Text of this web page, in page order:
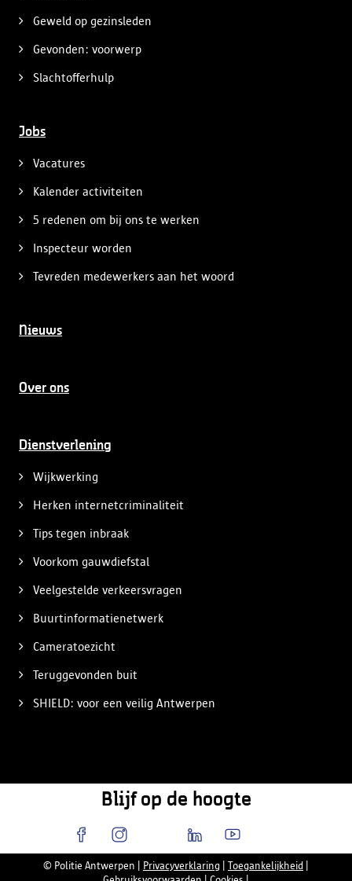
Geweld op gezinsleden
Gevonden: voorwerp
Slachtofferhulp
Jobs
Vacatures
Kalender activiteiten
5 redenen om bij ons te werken
Inspecteur worden
Tevreden medewerkers aan het woord
Nieuws
Over ons
Dienstverlening
Wijkwerking
Herken internetcriminaliteit
Tips tegen inbraak
Voorkom gauwdiefstal
Veelgestelde verkeersvragen
Buurtinformatienetwerk
Cameratoezicht
Teruggevonden buit
SHIELD: voor een veilig Antwerpen
Blijf op de hoogte
© Politie Antwerpen Privacyverklaring Toegankelijkheid